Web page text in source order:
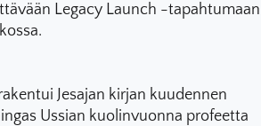
Legacy Launch -tapahtumaan
Jesajan kirjan kuudennen
Ussian kuolinvuonna profeetta